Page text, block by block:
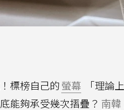
標榜自己的螢幕 「理論
能夠承受幾次摺疊？ 南韓